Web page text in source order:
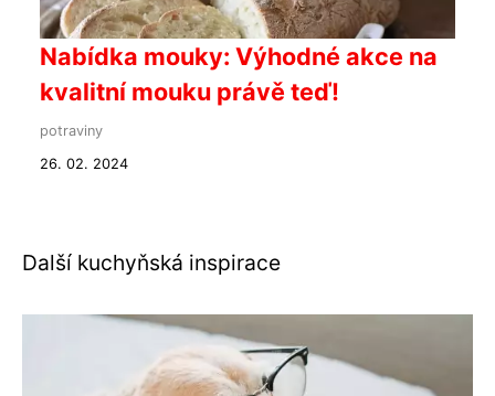
Nabídka mouky: Výhodné akce na
kvalitní mouku právě teď!
potraviny
26. 02. 2024
Další kuchyňská inspirace